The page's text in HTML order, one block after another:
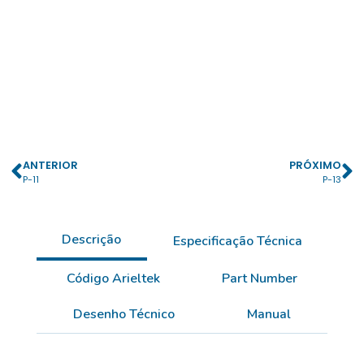
ANTERIOR
P-11
PRÓXIMO
P-13
Descrição Especificação Técnica
Código Arieltek
Part Number
Desenho Técnico
Manual